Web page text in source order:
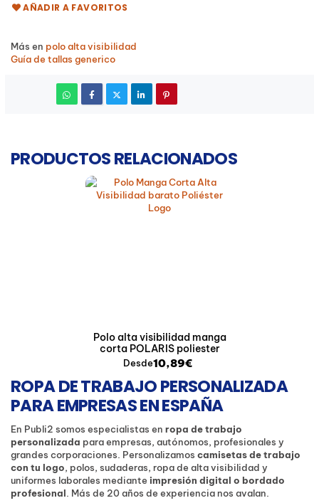
AÑADIR A FAVORITOS
Más en polo alta visibilidad
Guía de tallas generico
PRODUCTOS RELACIONADOS
Polo alta visibilidad manga
corta POLARIS poliester
Desde10,89€
ROPA DE TRABAJO PERSONALIZADA
PARA EMPRESAS EN ESPAÑA
En Publi2 somos especialistas en ropa de trabajo
personalizada para empresas, autónomos, profesionales y
grandes corporaciones. Personalizamos camisetas de trabajo
con tu logo, polos, sudaderas, ropa de alta visibilidad y
uniformes laborales mediante impresión digital o bordado
profesional . Más de 20 años de experiencia nos avalan.